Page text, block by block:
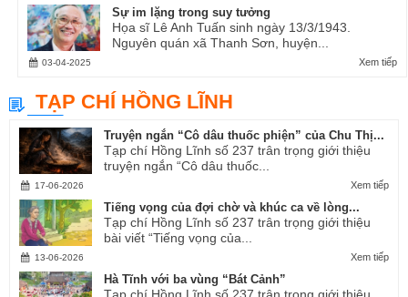
Sự im lặng trong suy tưởng
Họa sĩ Lê Anh Tuấn sinh ngày 13/3/1943.
Nguyên quán xã Thanh Sơn, huyện...
Xem tiếp
03-04-2025
TẠP CHÍ HỒNG LĨNH
Truyện ngắn “Cô dâu thuốc phiện” của Chu Thị...
Tạp chí Hồng Lĩnh số 237 trân trọng giới thiệu
truyện ngắn “Cô dâu thuốc...
Xem tiếp
17-06-2026
Tiếng vọng của đợi chờ và khúc ca về lòng...
Tạp chí Hồng Lĩnh số 237 trân trọng giới thiệu
bài viết “Tiếng vọng của...
Xem tiếp
13-06-2026
Hà Tĩnh với ba vùng “Bát Cảnh”